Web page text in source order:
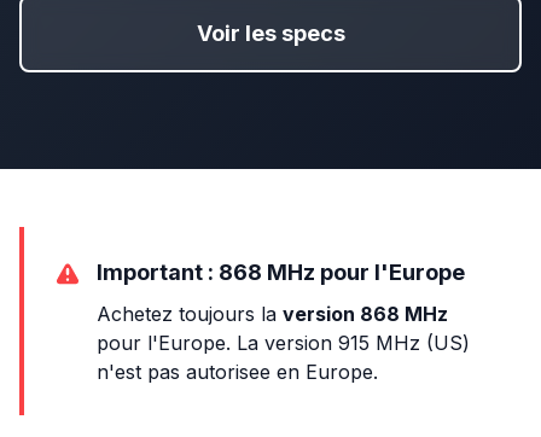
Voir les specs
Important : 868 MHz pour l'Europe
Achetez toujours la version 868 MHz
pour l'Europe. La version 915 MHz (US)
n'est pas autorisee en Europe.